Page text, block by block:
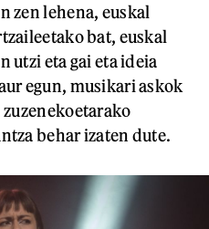
zen lehena, euskal
bat, euskal
utzi eta gai eta ideia
egun, musikari askok
behar izaten dute.